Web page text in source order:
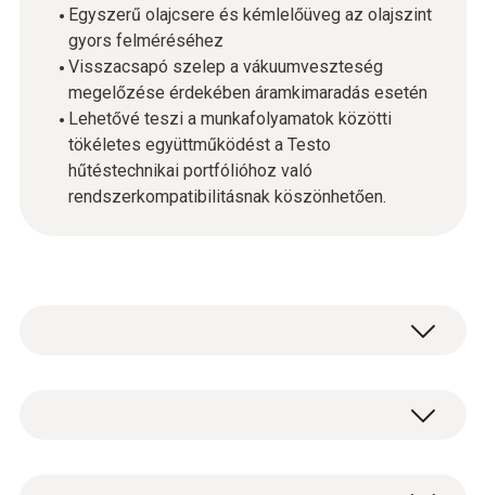
Egyszerű olajcsere és kémlelőüveg az olajszint
gyors felméréséhez
Visszacsapó szelep a vákuumveszteség
megelőzése érdekében áramkimaradás esetén
Lehetővé teszi a munkafolyamatok közötti
tökéletes együttműködést a Testo
hűtéstechnikai portfólióhoz való
rendszerkompatibilitásnak köszönhetően.